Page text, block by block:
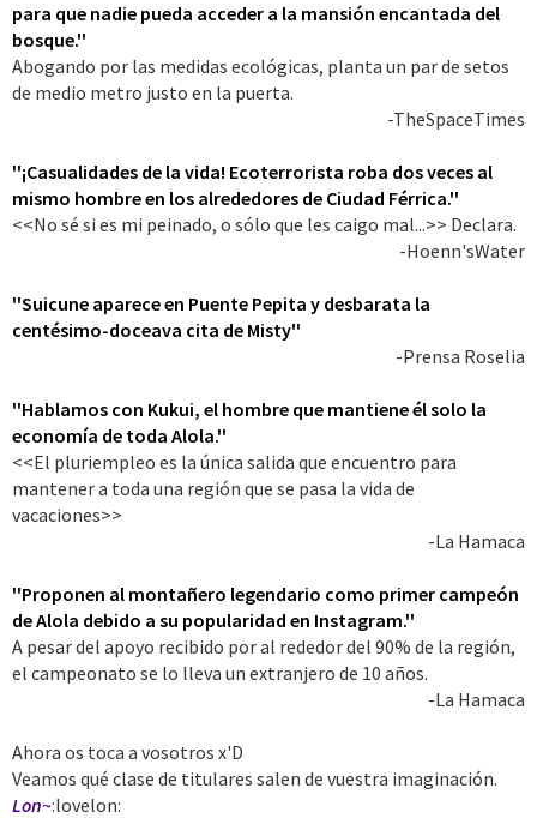
para que nadie pueda acceder a la mansión encantada del
bosque.''
Abogando por las medidas ecológicas, planta un par de setos
de medio metro justo en la puerta.
-TheSpaceTimes​
''¡Casualidades de la vida! Ecoterrorista roba dos veces al
mismo hombre en los alrededores de Ciudad Férrica.''
<<No sé si es mi peinado, o sólo que les caigo mal...>> Declara.
-Hoenn'sWater​
''Suicune aparece en Puente Pepita y desbarata la
centésimo-doceava cita de Misty''
-Prensa Roselia​
''Hablamos con Kukui, el hombre que mantiene él solo la
economía de toda Alola.''
<<El pluriempleo es la única salida que encuentro para
mantener a toda una región que se pasa la vida de
vacaciones>>
-La Hamaca​
''Proponen al montañero legendario como primer campeón
de Alola debido a su popularidad en Instagram.''
A pesar del apoyo recibido por al rededor del 90% de la región,
el campeonato se lo lleva un extranjero de 10 años.
-La Hamaca​
Ahora os toca a vosotros x'D
Veamos qué clase de titulares salen de vuestra imaginación.
Lon~:lovelon: